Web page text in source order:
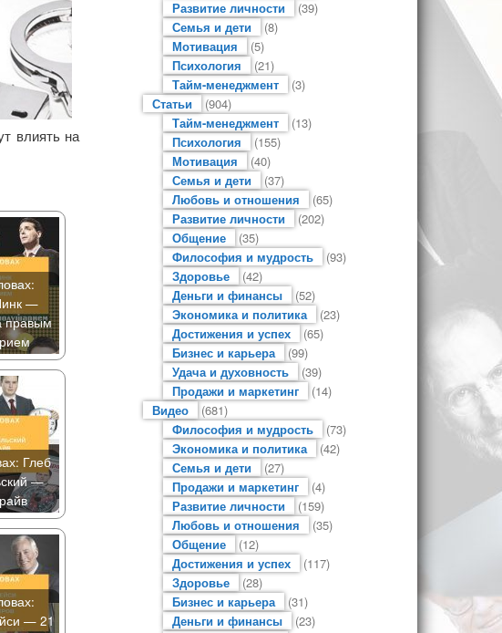
влиять на
—
правым
Глеб
—
— 21
Развитие личности
(39)
Семья и дети
(8)
Мотивация
(5)
Психология
(21)
Тайм-менеджмент
(3)
Статьи
(904)
Тайм-менеджмент
(13)
Психология
(155)
Мотивация
(40)
Семья и дети
(37)
Любовь и отношения
(65)
Развитие личности
(202)
Общение
(35)
Философия и мудрость
(93)
Здоровье
(42)
Деньги и финансы
(52)
Экономика и политика
(23)
Достижения и успех
(65)
Бизнес и карьера
(99)
Удача и духовность
(39)
Продажи и маркетинг
(14)
Видео
(681)
Философия и мудрость
(73)
Экономика и политика
(42)
Семья и дети
(27)
Продажи и маркетинг
(4)
Развитие личности
(159)
Любовь и отношения
(35)
Общение
(12)
Достижения и успех
(117)
Здоровье
(28)
Бизнес и карьера
(31)
Деньги и финансы
(23)